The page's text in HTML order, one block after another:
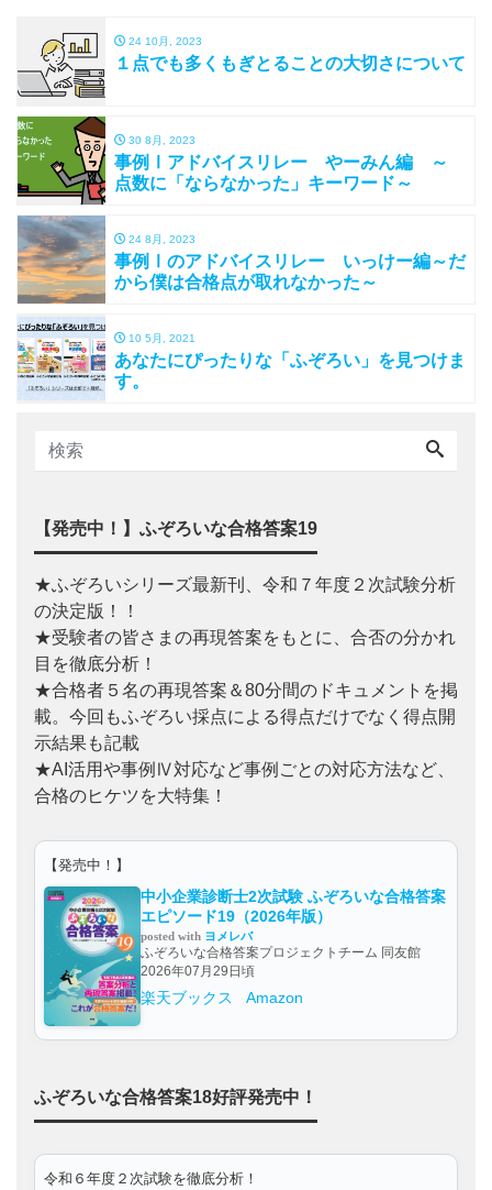
24 10月, 2023
１点でも多くもぎとることの大切さについて
30 8月, 2023
事例Ⅰアドバイスリレー やーみん編 ～
点数に「ならなかった」キーワード～
24 8月, 2023
事例Ⅰのアドバイスリレー いっけー編～だ
から僕は合格点が取れなかった～
10 5月, 2021
あなたにぴったりな「ふぞろい」を見つけま
す。
【発売中！】ふぞろいな合格答案19
★ふぞろいシリーズ最新刊、令和７年度２次試験分析
の決定版！！
★受験者の皆さまの再現答案をもとに、合否の分かれ
目を徹底分析！
★合格者５名の再現答案＆80分間のドキュメントを掲
載。今回もふぞろい採点による得点だけでなく得点開
示結果も記載
★AI活用や事例Ⅳ対応など事例ごとの対応方法など、
合格のヒケツを大特集！
【発売中！】
中小企業診断士2次試験 ふぞろいな合格答案
エピソード19（2026年版）
posted with ヨメレバ
ふぞろいな合格答案プロジェクトチーム 同友館
2026年07月29日頃
楽天ブックス Amazon
ふぞろいな合格答案18好評発売中！
令和６年度２次試験を徹底分析！